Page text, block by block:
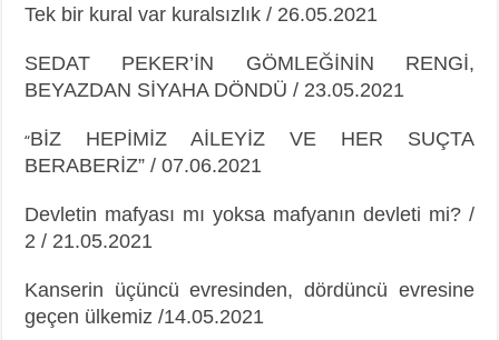
Tek bir kural var kuralsızlık / 26.05.2021
SEDAT PEKER’İN GÖMLEĞİNİN RENGİ,
BEYAZDAN SİYAHA DÖNDÜ / 23.05.2021
“BİZ HEPİMİZ AİLEYİZ VE HER SUÇTA
BERABERİZ” / 07.06.2021
Devletin mafyası mı yoksa mafyanın devleti mi? /
2 / 21.05.2021
Kanserin üçüncü evresinden, dördüncü evresine
geçen ülkemiz /14.05.2021